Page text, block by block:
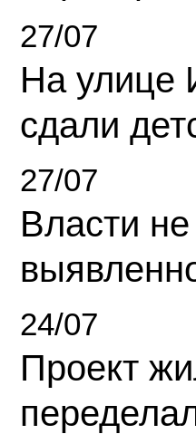
27/07
На улице
сдали
27/07
Власти
24/07
Проект